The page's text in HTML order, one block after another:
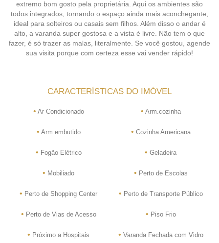
extremo bom gosto pela proprietária. Aqui os ambientes são
todos integrados, tornando o espaço ainda mais aconchegante,
ideal para solteiros ou casais sem filhos. Além disso o andar é
alto, a varanda super gostosa e a vista é livre. Não tem o que
fazer, é só trazer as malas, literalmente. Se você gostou, agende
sua visita porque com certeza esse vai vender rápido!
CARACTERÍSTICAS DO IMÓVEL
• Ar Condicionado • Arm.cozinha
• Arm.embutido • Cozinha Americana
• Fogão Elétrico • Geladeira
• Mobiliado • Perto de Escolas
• Perto de Shopping Center • Perto de Transporte Público
• Perto de Vias de Acesso • Piso Frio
• Próximo a Hospitais • Varanda Fechada com Vidro